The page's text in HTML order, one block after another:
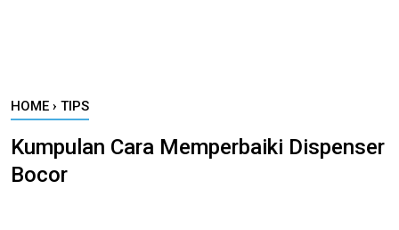
HOME › TIPS
Kumpulan Cara Memperbaiki Dispenser
Bocor